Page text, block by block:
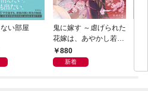
い部屋
鬼に嫁す ～虐げられた
花嫁は、あやかし若頭
に溺愛される～
880
新着